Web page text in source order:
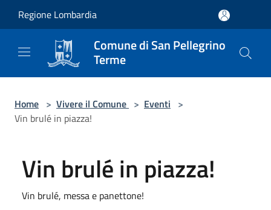
Regione Lombardia
Comune di San Pellegrino
Terme
Home > Vivere il Comune > Eventi >
Vin brulé in piazza!
Vin brulé in piazza!
Vin brulé, messa e panettone!